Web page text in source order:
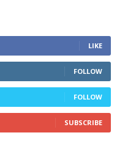
LIKE
FOLLOW
FOLLOW
SUBSCRIBE